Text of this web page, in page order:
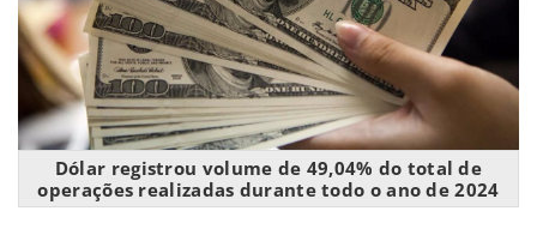
Dólar registrou volume de 49,04% do total de
operações realizadas durante todo o ano de 2024